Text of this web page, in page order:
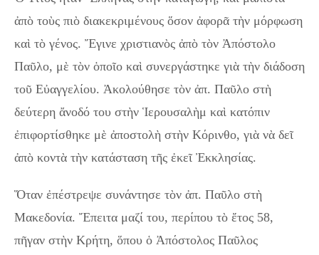
ἀπὸ τοὺς πιὸ διακεκριμένους ὅσον ἀφορᾶ τὴν μόρφωση
καὶ τὸ γένος. Ἔγινε χριστιανὸς ἀπὸ τὸν Ἀπόστολο
Παῦλο, μὲ τὸν ὁποῖο καὶ συνεργάστηκε γιὰ τὴν διάδοση
τοῦ Εὐαγγελίου. Ἀκολούθησε τὸν ἀπ. Παῦλο στὴ
δεύτερη ἄνοδό του στὴν Ἱερουσαλὴμ καὶ κατόπιν
ἐπιφορτίσθηκε μὲ ἀποστολὴ στὴν Κόρινθο, γιὰ νὰ δεῖ
ἀπὸ κοντὰ τὴν κατάσταση τῆς ἐκεῖ Ἐκκλησίας.
Ὅταν ἐπέστρεψε συνάντησε τὸν ἀπ. Παῦλο στὴ
Μακεδονία. Ἔπειτα μαζί του, περίπου τὸ ἔτος 58,
πῆγαν στὴν Κρήτη, ὅπου ὁ Ἀπόστολος Παῦλος